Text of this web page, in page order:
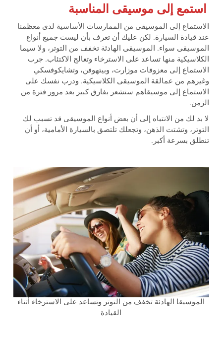
استمع إلى موسيقى المناسبة
الاستماع إلى الموسيقى من الممارسات الأساسية لدى معظمنا
عند قيادة السيارة. لكن عليك أن تعرف بأن ليست جميع أنواع
الموسيقى سواء. الموسيقى الهادئة تخفف من التوتر، ولا سيما
الكلاسيكية منها تساعد على الاسترخاء وتعالج الاكتئاب. جرب
الاستماع إلى معزوفات موزارت، وبيتهوفن، وتشايكوفسكي
وغيرهم من عمالقة الموسيقى الكلاسيكية. ودرب نفسك على
الاستماع إلى موسيقاهم ستشعر بفارق كبير بعد مرور فترة من
الزمن.
لا بد لك من الانتباه إلى أن بعض أنواع الموسيقى قد تسبب لك
التوتر، وتشتت الذهن، وتجعلك تلتصق بالسيارة الأمامية، أو أن
تنطلق بسرعة أكبر.
الموسيقا الهادئة تخفف من التوتر وتساعد على الاسترخاء أثناء
القيادة